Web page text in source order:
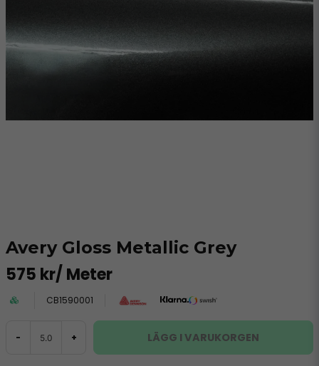
Avery Gloss Metallic Grey
575 kr/ Meter
CB1590001
- + LÄGG I VARUKORGEN